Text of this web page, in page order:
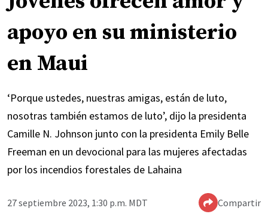
apoyo en su ministerio
en Maui
‘Porque ustedes, nuestras amigas, están de luto,
nosotras también estamos de luto’, dijo la presidenta
Camille N. Johnson junto con la presidenta Emily Belle
Freeman en un devocional para las mujeres afectadas
por los incendios forestales de Lahaina
27 septiembre 2023, 1:30 p.m. MDT Compartir